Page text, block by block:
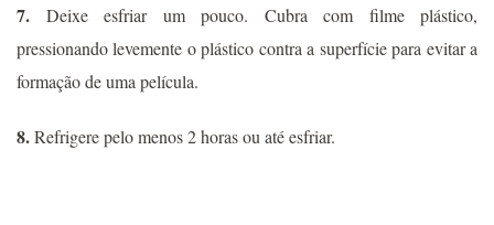
7. Deixe esfriar um pouco. Cubra com filme plástico,
pressionando levemente o plástico contra a superfície para evitar a
formação de uma película.
8.Refrigere pelo menos 2 horas ou até esfriar.